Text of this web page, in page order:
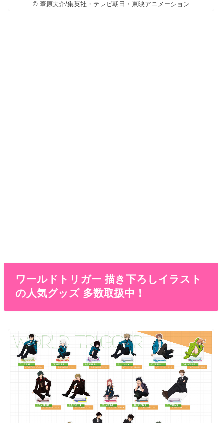
© 葦原大介/集英社・テレビ朝日・東映アニメーション
ワールドトリガー 描き下ろしイラスト
の人気グッズ 多数取扱中！